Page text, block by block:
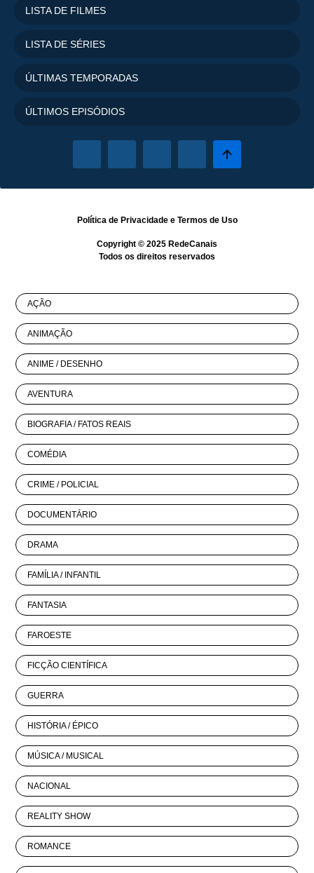
LISTA DE FILMES
LISTA DE SÉRIES
ÚLTIMAS TEMPORADAS
ÚLTIMOS EPISÓDIOS
Política de Privacidadee Termos de Uso
Copyright © 2025 RedeCanais
Todos os direitos reservados
AÇÃO
ANIMAÇÃO
ANIME / DESENHO
AVENTURA
BIOGRAFIA / FATOS REAIS
COMÉDIA
CRIME / POLICIAL
DOCUMENTÁRIO
DRAMA
FAMÍLIA / INFANTIL
FANTASIA
FAROESTE
FICÇÃO CIENTÍFICA
GUERRA
HISTÓRIA / ÉPICO
MÚSICA / MUSICAL
NACIONAL
REALITY SHOW
ROMANCE